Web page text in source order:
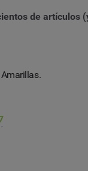
de artículos